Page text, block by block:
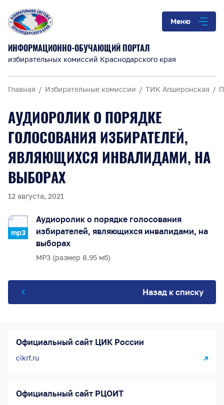
Меню
ИНФОРМАЦИОННО-ОБУЧАЮЩИЙ ПОРТАЛ
избирательных комиссий Краснодарского края
Главная Избирательные комиссии ТИК Апшеронская
АУДИОРОЛИК О ПОРЯДКЕ
ГОЛОСОВАНИЯ ИЗБИРАТЕЛЕЙ,
ЯВЛЯЮЩИХСЯ ИНВАЛИДАМИ, НА
ВЫБОРАХ
12 августа, 2021
mp3
Аудиоролик о порядке голосования
избирателей, являющихся инвалидами, на
выборах
MP3 (размер 8.95 мб)
Назад к списку
Официальный сайт ЦИК России
cikrf.ru
Официальный сайт РЦОИТ